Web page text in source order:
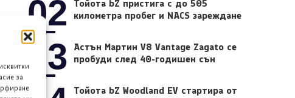
за
02
Тойота bZ пристига с до 505
километра пробег и NACS зареждане
03
Астън Мартин V8 Vantage Zagato се
пробуди след 40-годишен сън
Тойота bZ Woodland EV стартира от